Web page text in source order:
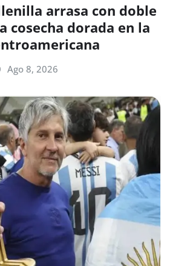
arrasa con doble
cosecha dorada en la
Ago 8, 2026